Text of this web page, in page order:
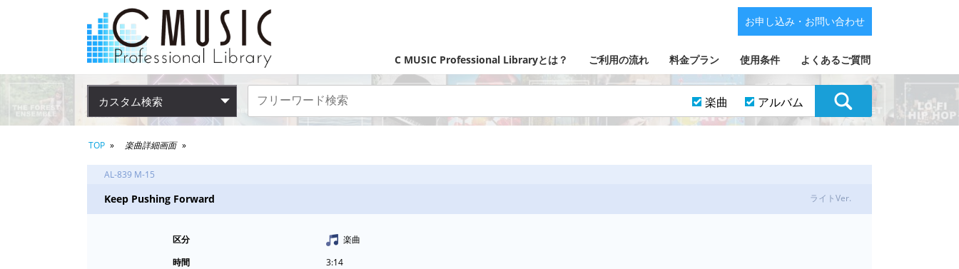
C MUSIC Professional Libraryとは？ ご利用の流れ 料金プラン 使用条件 よくあるご質問
お申し込み・お問い合わせ
カスタム検索 楽曲 アルバム
TOP 楽曲詳細画面
AL-839 M-15
Keep Pushing Forward ライトVer.
区分
楽曲
時間
3:14